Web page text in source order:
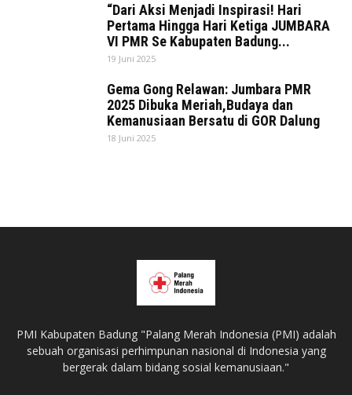
“Dari Aksi Menjadi Inspirasi! Hari
Pertama Hingga Hari Ketiga JUMBARA
VI PMR Se Kabupaten Badung...
19 Juni 2025
Gema Gong Relawan: Jumbara PMR
2025 Dibuka Meriah,Budaya dan
Kemanusiaan Bersatu di GOR Dalung
18 Juni 2025
PMI Kabupaten Badung "Palang Merah Indonesia (PMI) adalah
sebuah organisasi perhimpunan nasional di Indonesia yang
bergerak dalam bidang sosial kemanusiaan."